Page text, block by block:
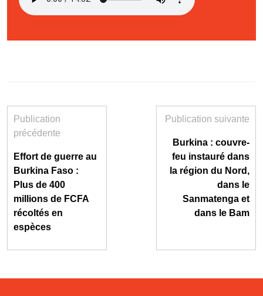
Publication
précédente
Effort de guerre au
Burkina Faso :
Plus de 400
millions de FCFA
récoltés en
espèces
Publication suivante
Burkina : couvre-
feu instauré dans
la région du Nord,
dans le
Sanmatenga et
dans le Bam